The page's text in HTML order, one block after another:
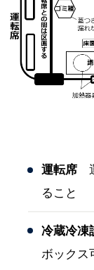
運転席
ること
冷蔵冷凍
ボックス